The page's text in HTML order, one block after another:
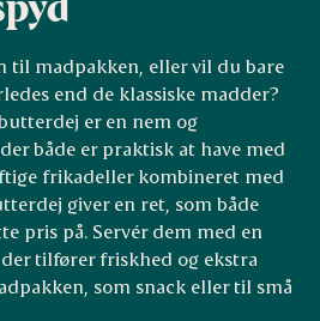
til madpakken, eller vil du bare
end de klassiske madder?
er en nem og
både er praktisk at have med
frikadeller kombineret med
giver en ret, som både
pris på. Servér dem med en
tilfører friskhed og ekstra
som snack eller til små